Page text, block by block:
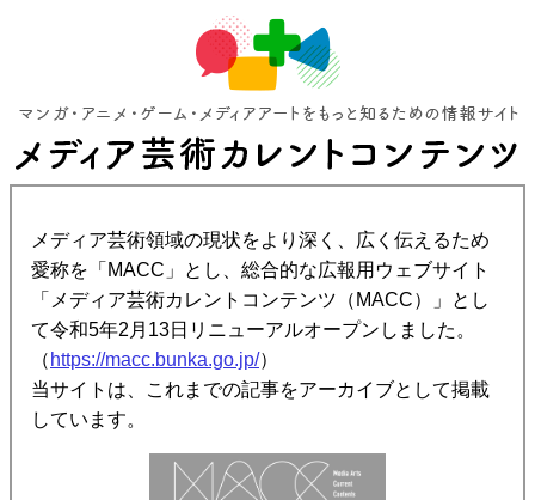
メディア芸術領域の現状をより深く、広く伝えるため
愛称を「MACC」とし、総合的な広報用ウェブサイト
「メディア芸術カレントコンテンツ（MACC）」とし
て令和5年2月13日リニューアルオープンしました。
（ https://macc.bunka.go.jp/）
当サイトは、これまでの記事をアーカイブとして掲載
しています。